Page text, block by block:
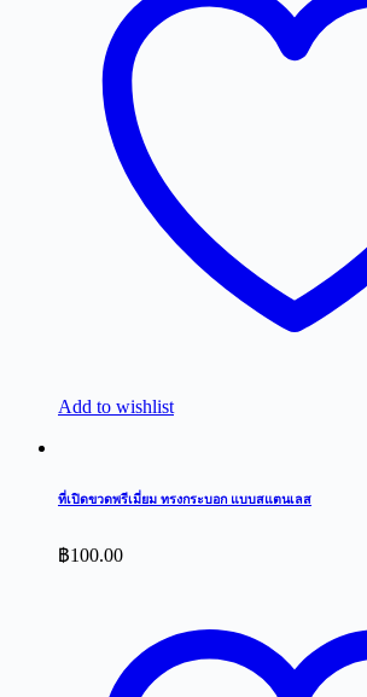
Add to wishlist
ที่เปิดขวดพรีเมี่ยม ทรงกระบอก แบบสแตนเลส
฿100.00